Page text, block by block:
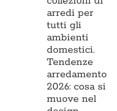
arredi per
tutti gli
ambienti
domestici.
Tendenze
arredamento
2026: cosa si
muove nel